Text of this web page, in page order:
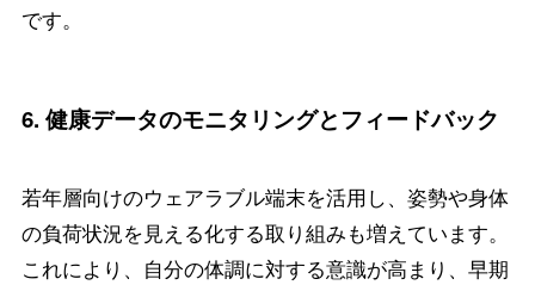
です。
6. 健康データのモニタリングとフィードバック
若年層向けのウェアラブル端末を活用し、姿勢や身体
の負荷状況を見える化する取り組みも増えています。
これにより、自分の体調に対する意識が高まり、早期